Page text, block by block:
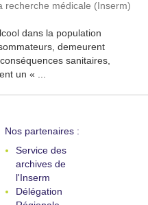
recherche médicale (Inserm)
dans la population
demeurent
sanitaires,
un « ...
Nos partenaires :
Service des
archives de
l'Inserm
Délégation